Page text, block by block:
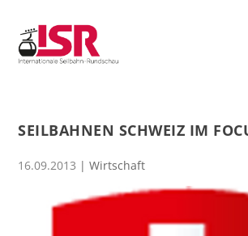
SEILBAHNEN SCHWEIZ IM
16.09.2013 |Wirtschaft